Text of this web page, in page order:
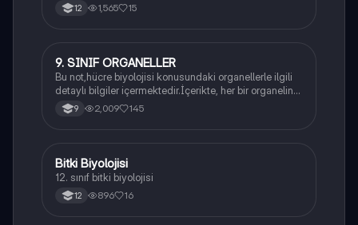
12 1,565 15
Biyoloji
9. SINIF ORGANELLER
Bu not,hücre biyolojisi konusundaki organellerle ilgili
detaylı bilgiler içermektedir.İçerikte, her bir organelin
yapısı,fonksiyonları ve hücre içindeki rolü
açıklanmaktadır.
9 2,009 145
Biyoloji
Bitki Biyolojisi
12. sınıf bitki biyolojisi
12 896 16